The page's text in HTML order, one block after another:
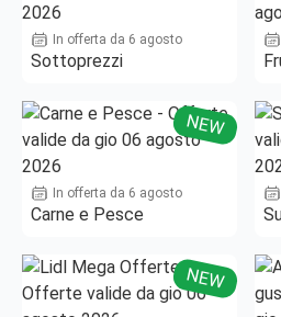
In offerta da 6 agosto
Sottoprezzi
NEW
In offerta da 6 agosto
Carne e Pesce
NEW